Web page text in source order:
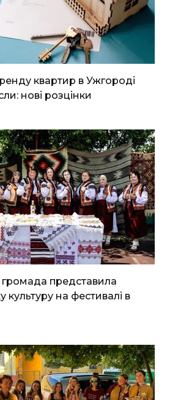
квартир в Ужгороді
нові розцінки
громада представила
культуру на фестивалі в